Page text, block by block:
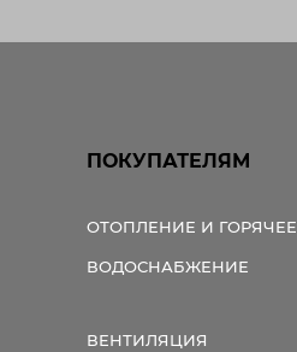
ПОКУПАТЕЛЯМ
ОТОПЛЕНИЕ И ГОРЯЧЕЕ
ВОДОСНАБЖЕНИЕ
ВЕНТИЛЯЦИЯ